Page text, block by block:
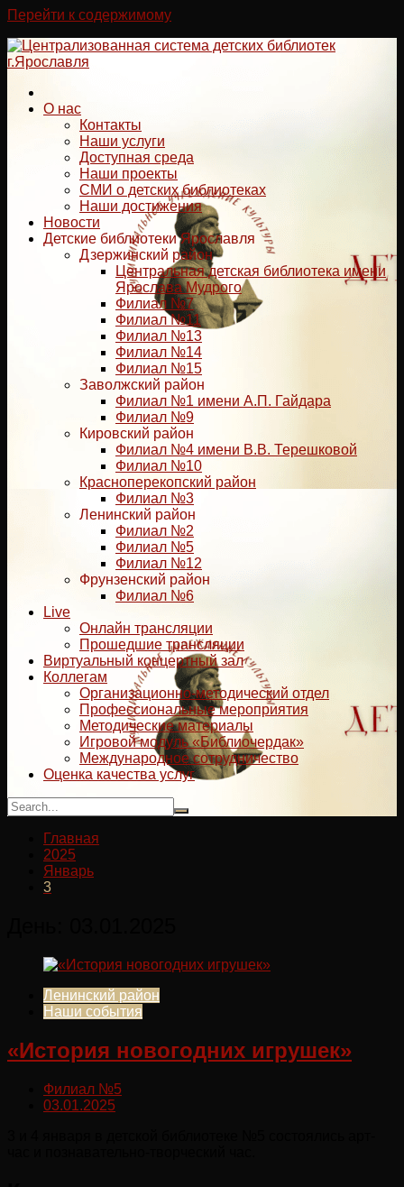
Перейти к содержимому
О нас
Контакты
Наши услуги
Доступная среда
Наши проекты
СМИ о детских библиотеках
Наши достижения
Новости
Детские библиотеки Ярославля
Дзержинский район
Центральная детская библиотека имени
Ярослава Мудрого
Филиал №7
Филиал №11
Филиал №13
Филиал №14
Филиал №15
Заволжский район
Филиал №1 имени А.П. Гайдара
Филиал №9
Кировский район
Филиал №4 имени В.В. Терешковой
Филиал №10
Красноперекопский район
Филиал №3
Ленинский район
Филиал №2
Филиал №5
Филиал №12
Фрунзенский район
Филиал №6
Live
Онлайн трансляции
Прошедшие трансляции
Виртуальный концертный зал
Коллегам
Организационно-методический отдел
Профессиональные мероприятия
Методические материалы
Игровой модуль «Библиочердак»
Международное сотрудничество
Оценка качества услуг
Главная
2025
Январь
3
Ленинский район
Наши события
«История новогодних игрушек»
Филиал №5
03.01.2025